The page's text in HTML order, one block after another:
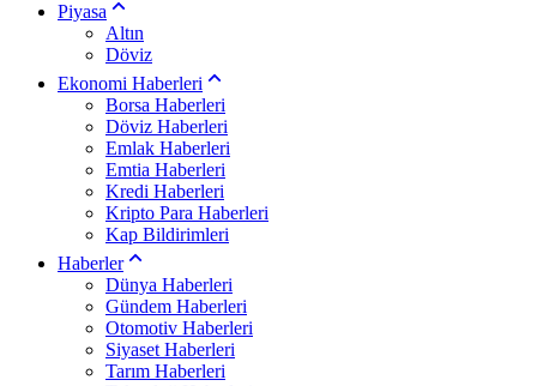
Piyasa
Altın
Döviz
Ekonomi Haberleri
Borsa Haberleri
Döviz Haberleri
Emlak Haberleri
Emtia Haberleri
Kredi Haberleri
Kripto Para Haberleri
Kap Bildirimleri
Haberler
Dünya Haberleri
Gündem Haberleri
Otomotiv Haberleri
Siyaset Haberleri
Tarım Haberleri